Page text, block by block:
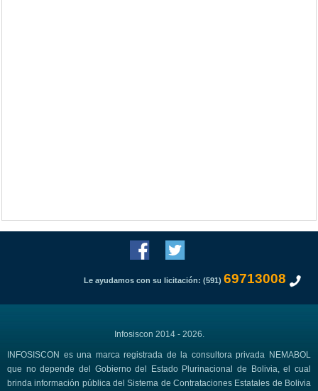
Le ayudamos con su licitación: (591) 69713008
Infosiscon 2014 - 2026.
INFOSISCON es una marca registrada de la consultora privada NEMABOL
que no depende del Gobierno del Estado Plurinacional de Bolivia, el cual
brinda información pública del Sistema de Contrataciones Estatales de Bolivia